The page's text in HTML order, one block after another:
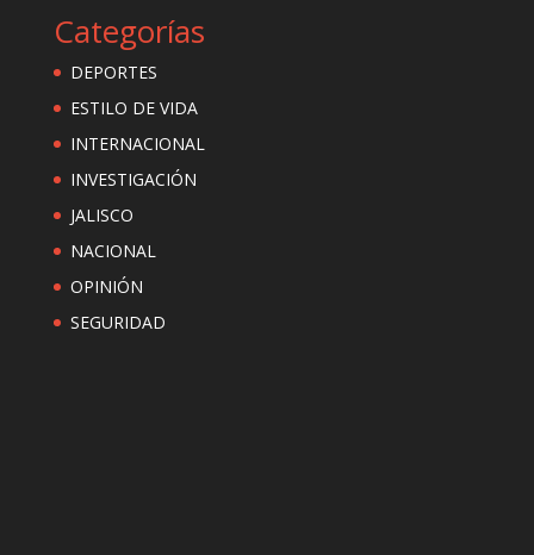
Categorías
DEPORTES
ESTILO DE VIDA
INTERNACIONAL
INVESTIGACIÓN
JALISCO
NACIONAL
OPINIÓN
SEGURIDAD